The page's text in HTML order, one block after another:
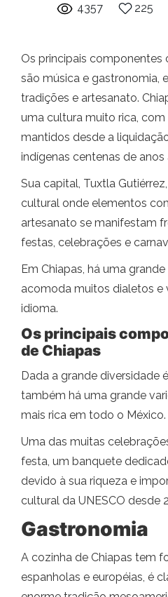
4357 225
Os principais componentes
são música e gastronomia,
tradições e artesanato.
uma cultura muito rica,
mantidos desde a
indígenas centenas de anos
Sua capital, Tuxtla
cultural onde elementos
artesanato se manifestam
festas, celebrações e
Em Chiapas, há uma
acomoda muitos dialetos e
idioma.
Os principais
de Chiapas
Dada a grande diversidade
também há uma grande
mais rica em todo o México.
Uma das muitas
festa, um banquete
devido à sua riqueza e
cultural da UNESCO desde
Gastronomia
A cozinha de Chiapas tem
espanholas e européias, é